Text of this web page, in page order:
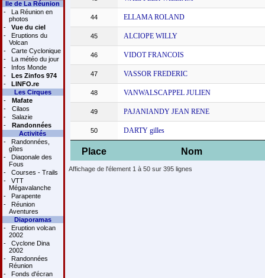
Ile de La Réunion
-
La Réunion en
photos
-
Vue du ciel
-
Eruptions du
Volcan
-
Carte Cyclonique
-
La météo du jour
-
Infos Monde
-
Les Zinfos 974
-
LINFO.re
Les Cirques
-
Mafate
-
Cilaos
-
Salazie
-
Randonnées
Activités
-
Randonnées,
gîtes
-
Diagonale des
Fous
-
Courses - Trails
-
VTT
Mégavalanche
-
Parapente
-
Réunion
Aventures
Diaporamas
-
Eruption volcan
2002
-
Cyclone Dina
2002
-
Randonnées
Réunion
-
Fonds d'écran
Place Nom
44 ELLAMA ROLAND
45 ALCIOPE WILLY
46 VIDOT FRANCOIS
47 VASSOR FREDERIC
48 VANWALSCAPPEL JULIEN
49 PAJANIANDY JEAN RENE
50 DARTY gilles
Affichage de l'élement 1 à 50 sur 395 lignes